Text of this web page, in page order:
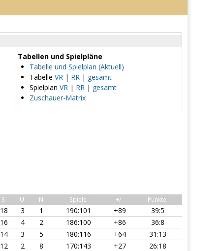
Tabellen und Spielpläne
Tabelle und Spielplan (Aktuell)
Tabelle VR | RR | gesamt
Spielplan VR | RR | gesamt
Zuschauer-Matrix
S U N Spiele +/- Punkte
18 3 1 190:101 +89
39:5
16 4 2 186:100 +86
36:8
14 3 5 180:116 +64
31:13
12 2 8 170:143 +27
26:18